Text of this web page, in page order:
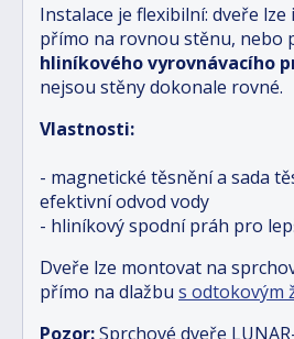
Instalace je flexibilní: dveře
přímo na rovnou stěnu, nebo
hliníkového vyrovnávacího
nejsou stěny dokonale rovné.
Vlastnosti:
- magnetické těsnění a sada
efektivní odvod vody
- hliníkový spodní práh pro
Dveře lze montovat na
přímo na dlažbu s odtokovým
Pozor:Sprchové dveře